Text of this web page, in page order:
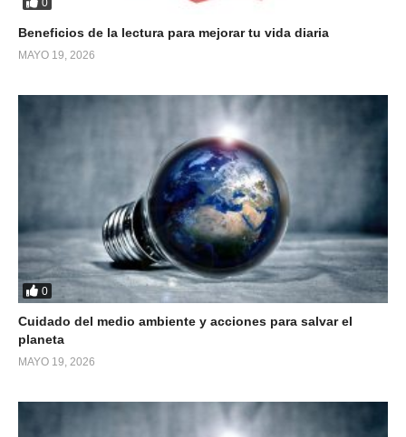
Beneficios de la lectura para mejorar tu vida diaria
MAYO 19, 2026
0
Cuidado del medio ambiente y acciones para salvar el
planeta
MAYO 19, 2026